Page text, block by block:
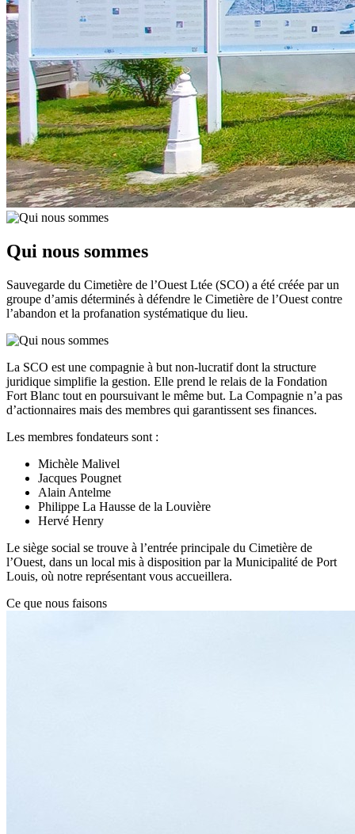
Qui nous sommes
Sauvegarde du Cimetière de l’Ouest Ltée (SCO) a été créée par un
groupe d’amis déterminés à défendre le Cimetière de l’Ouest contre
l’abandon et la profanation systématique du lieu.
La SCO est une compagnie à but non-lucratif dont la structure
juridique simplifie la gestion. Elle prend le relais de la Fondation
Fort Blanc tout en poursuivant le même but. La Compagnie n’a pas
d’actionnaires mais des membres qui garantissent ses finances.
Les membres fondateurs sont :
Michèle Malivel
Jacques Pougnet
Alain Antelme
Philippe La Hausse de la Louvière
Hervé Henry
Le siège social se trouve à l’entrée principale du Cimetière de
l’Ouest, dans un local mis à disposition par la Municipalité de Port
Louis, où notre représentant vous accueillera.
Ce que nous faisons